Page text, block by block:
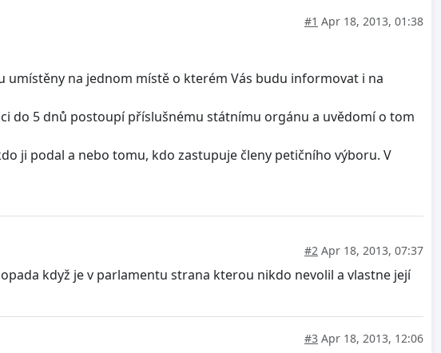
#1 Apr 18, 2013, 01:38
umístěny na jednom místě o kterém Vás budu informovat i na
do 5 dnů postoupí příslušnému státnímu orgánu a uvědomí o tom
ji podal a nebo tomu, kdo zastupuje členy petičního výboru. V
#2 Apr 18, 2013, 07:37
když je v parlamentu strana kterou nikdo nevolil a vlastne její
#3 Apr 18, 2013, 12:06